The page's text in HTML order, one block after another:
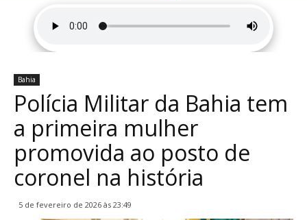
Bahia
Polícia Militar da Bahia tem
a primeira mulher
promovida ao posto de
coronel na história
5 de fevereiro de 2026 às 23:49